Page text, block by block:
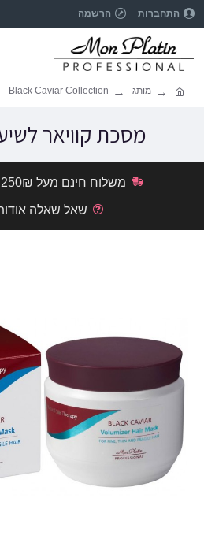
התחברות הרשמה
מותג Black Caviar Collection
מסכת קוויאר
משלוח חינם מעל 250₪
שאל שאלה